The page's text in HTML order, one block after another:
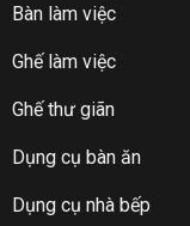
Bàn làm việc
Ghế làm việc
Ghế thư giãn
Dụng cụ bàn ăn
Dụng cụ nhà bếp